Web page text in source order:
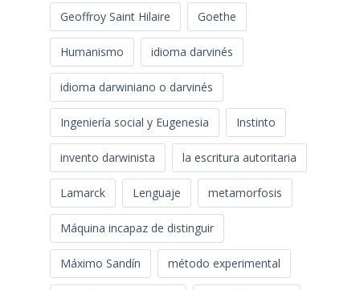
Geoffroy Saint Hilaire Goethe
Humanismo idioma darvinés
idioma darwiniano o darvinés
Ingeniería social y Eugenesia Instinto
invento darwinista la escritura autoritaria
Lamarck Lenguaje metamorfosis
Máquina incapaz de distinguir
Máximo Sandín método experimental